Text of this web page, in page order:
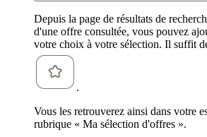
Depuis la page de résultats de
d'une offre consultée, vous pouvez
votre choix à votre sélection. Il suffit
.
Vous les retrouverez ainsi dans votre
rubrique « Ma sélection d'offres ».